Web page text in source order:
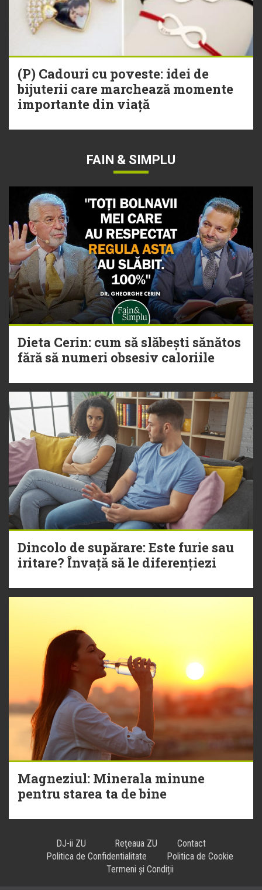
(P) Cadouri cu poveste: idei de
bijuterii care marchează momente
importante din viață
FAIN & SIMPLU
Dieta Cerin: cum să slăbești sănătos
fără să numeri obsesiv caloriile
Dincolo de supărare: Este furie sau
iritare? Învață să le diferențiezi
Magneziul: Minerala minune
pentru starea ta de bine
DJ-ii ZU Reţeaua ZU
Contact
Politica de Confidentialitate
Politica de Cookie
Termeni și Condiții